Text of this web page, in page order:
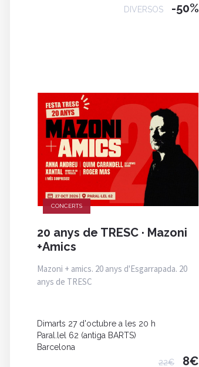
DIVERSOS
-50%
CONCERTS
20 anys de TRESC · Mazoni
+Amics
Mazoni + amics. 20 anys d'Esgarrapada. 20
anys de TRESC
Dimarts 27 d'octubre a les 20 h
Paral.lel 62 (antiga BARTS)
Barcelona
22€
8€